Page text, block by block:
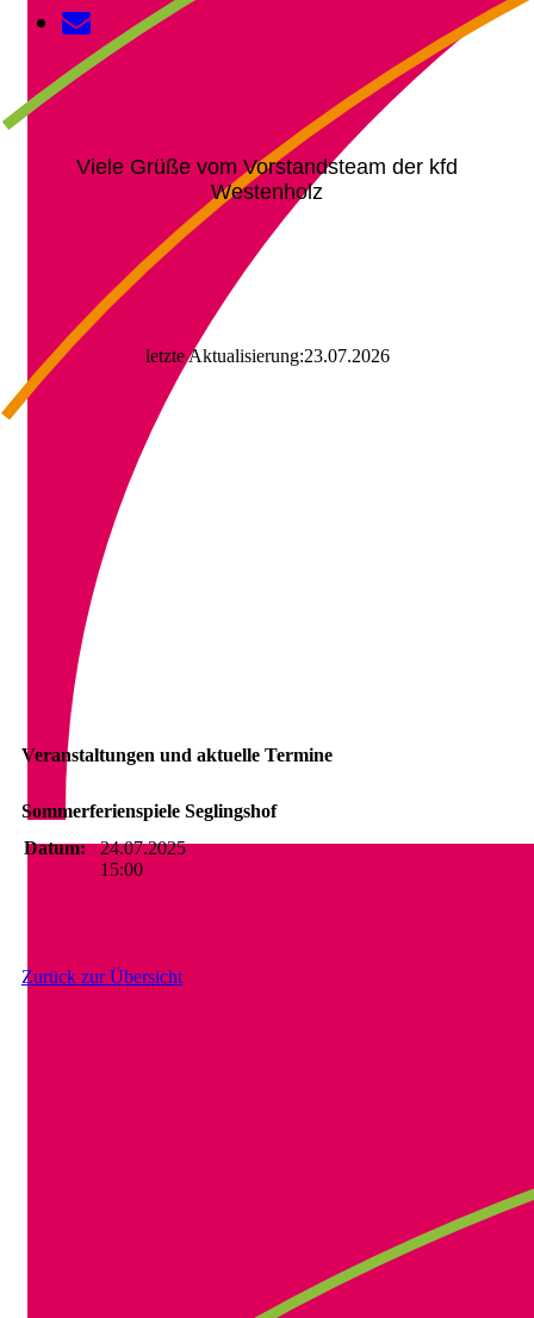
Viele Grüße vom Vorstandsteam der kfd
Westenholz
letzte Aktualisierung:23.07.2026
Veranstaltungen und aktuelle Termine
Sommerferienspiele Seglingshof
Datum:
24.07.2025
15:00
Zurück zur Übersicht